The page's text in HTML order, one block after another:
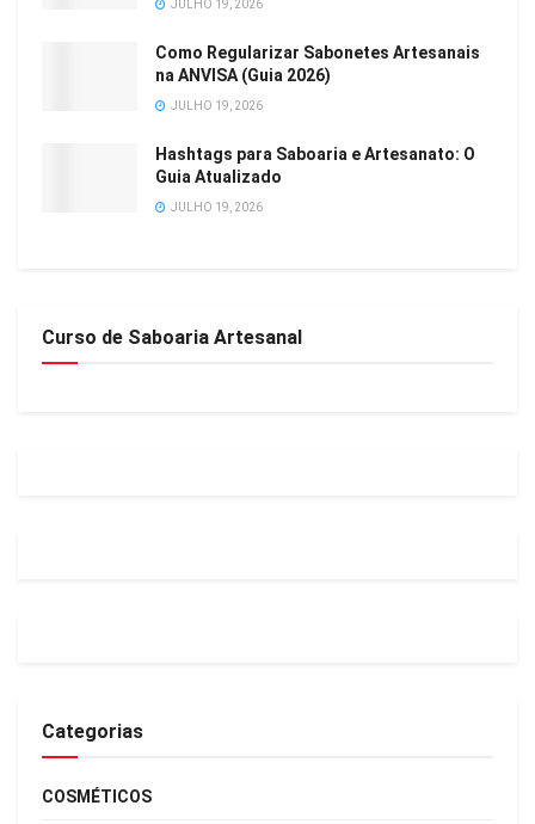
JULHO 19, 2026
Como Regularizar Sabonetes Artesanais
na ANVISA (Guia 2026)
JULHO 19, 2026
Hashtags para Saboaria e Artesanato: O
Guia Atualizado
JULHO 19, 2026
Curso de Saboaria Artesanal
Categorias
COSMÉTICOS